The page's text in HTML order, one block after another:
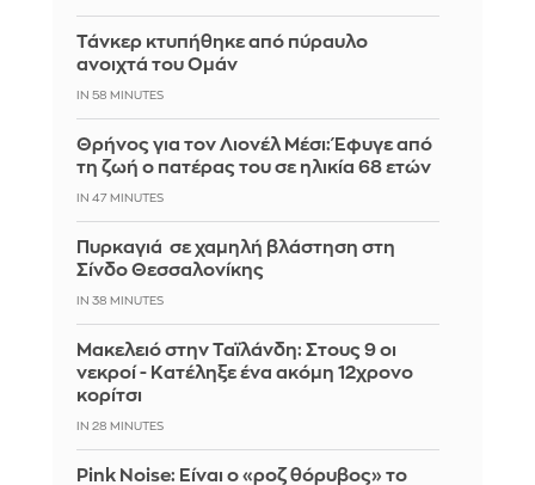
Τάνκερ κτυπήθηκε από πύραυλο
ανοιχτά του Ομάν
IN 58 MINUTES
Θρήνος για τον Λιονέλ Μέσι: Έφυγε από
τη ζωή ο πατέρας του σε ηλικία 68 ετών
IN 47 MINUTES
Πυρκαγιά σε χαμηλή βλάστηση στη
Σίνδο Θεσσαλονίκης
IN 38 MINUTES
Μακελειό στην Ταϊλάνδη: Στους 9 οι
νεκροί - Κατέληξε ένα ακόμη 12χρονο
κορίτσι
IN 28 MINUTES
Pink Noise: Είναι ο «ροζ θόρυβος» το